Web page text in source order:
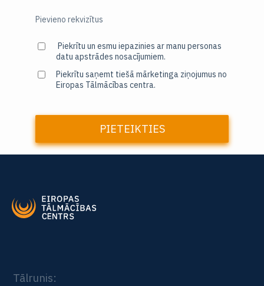
Pievieno rekvizītus
Piekrītu un esmu iepazinies ar manu personas
datu apstrādes nosacījumiem.
Piekrītu saņemt tiešā mārketinga ziņojumus no
Eiropas Tālmācības centra.
PIETEIKTIES
Tālrunis: